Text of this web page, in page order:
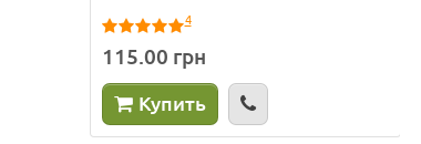
4
115.00 грн
Купить